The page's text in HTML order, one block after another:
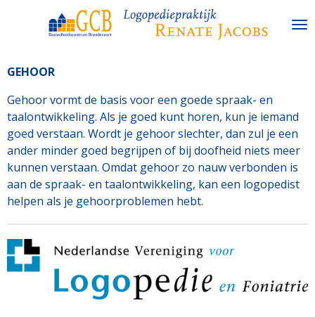
de
GEHOOR
Gehoor vormt de basis voor een goede spraak- en
taalontwikkeling. Als je goed kunt horen, kun je iemand
goed verstaan. Wordt je gehoor slechter, dan zul je een
ander minder goed begrijpen of bij doofheid niets meer
kunnen verstaan. Omdat gehoor zo nauw verbonden is
aan de spraak- en taalontwikkeling, kan een logopedist
helpen als je gehoorproblemen hebt.